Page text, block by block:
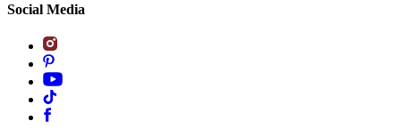
Social Media